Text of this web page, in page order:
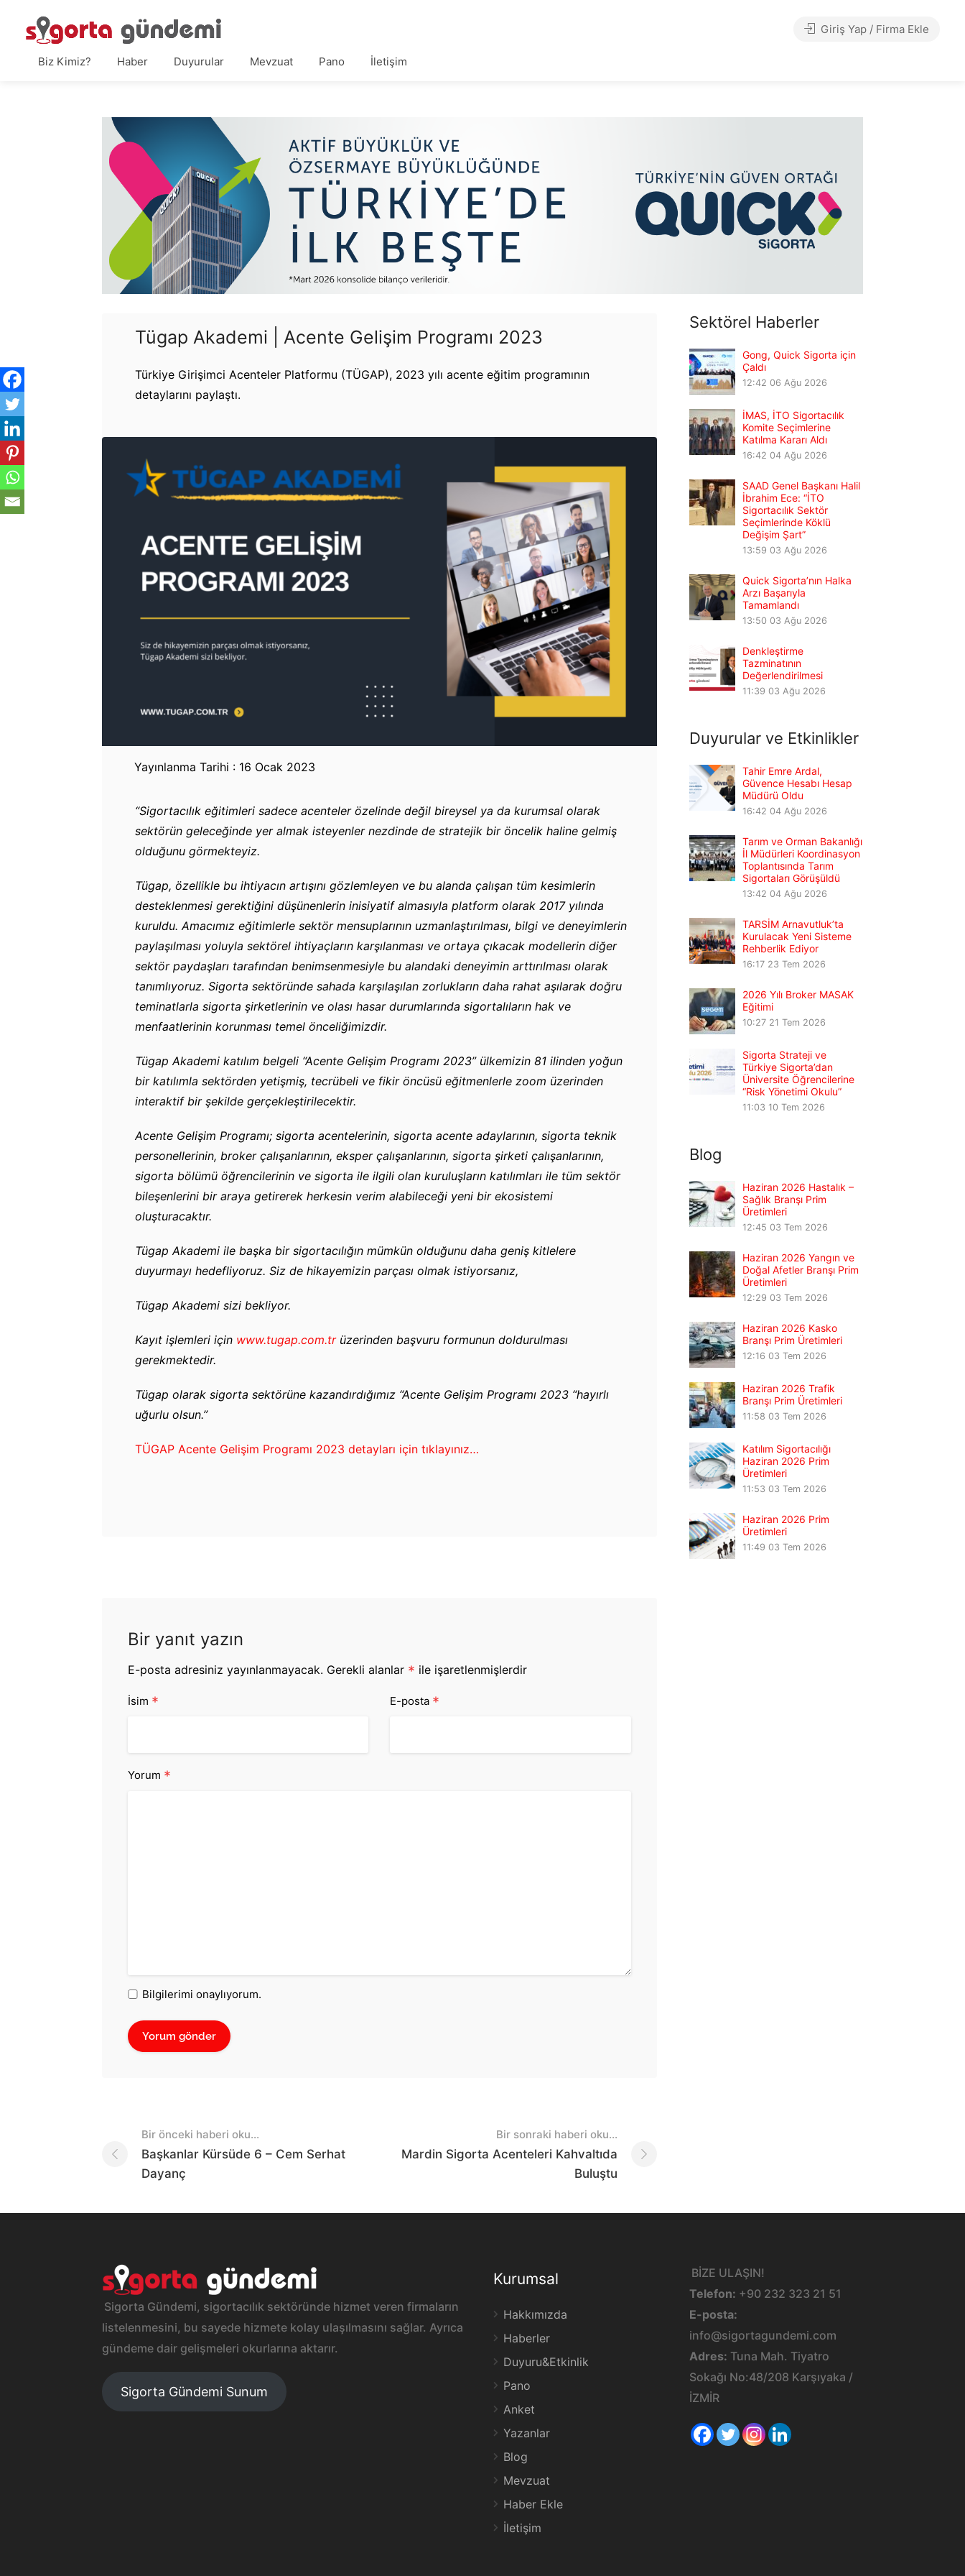
Biz Kimiz? Haber Duyurular Mevzuat Pano İletişim
Giriş Yap / Firma Ekle
Tügap Akademi | Acente Gelişim Programı 2023
Türkiye Girişimci Acenteler Platformu (TÜGAP), 2023 yılı acente eğitim programının
detaylarını paylaştı.
Yayınlanma Tarihi : 16 Ocak 2023
“Sigortacılık eğitimleri sadece acenteler özelinde değil bireysel ya da kurumsal olarak
sektörün geleceğinde yer almak isteyenler nezdinde de stratejik bir öncelik haline gelmiş
olduğunu görmekteyiz.
Tügap, özellikle bu ihtiyacın artışını gözlemleyen ve bu alanda çalışan tüm kesimlerin
desteklenmesi gerektiğini düşünenlerin inisiyatif almasıyla platform olarak 2017 yılında
kuruldu. Amacımız eğitimlerle sektör mensuplarının uzmanlaştırılması, bilgi ve deneyimlerin
paylaşılması yoluyla sektörel ihtiyaçların karşılanması ve ortaya çıkacak modellerin diğer
sektör paydaşları tarafından benimsenmesiyle bu alandaki deneyimin arttırılması olarak
tanımlıyoruz. Sigorta sektöründe sahada karşılaşılan zorlukların daha rahat aşılarak doğru
teminatlarla sigorta şirketlerinin ve olası hasar durumlarında sigortalıların hak ve
menfaatlerinin korunması temel önceliğimizdir.
Tügap Akademi katılım belgeli “Acente Gelişim Programı 2023” ülkemizin 81 ilinden yoğun
bir katılımla sektörden yetişmiş, tecrübeli ve fikir öncüsü eğitmenlerle zoom üzerinden
interaktif bir şekilde gerçekleştirilecektir.
Acente Gelişim Programı; sigorta acentelerinin, sigorta acente adaylarının, sigorta teknik
personellerinin, broker çalışanlarının, eksper çalışanlarının, sigorta şirketi çalışanlarının,
sigorta bölümü öğrencilerinin ve sigorta ile ilgili olan kuruluşların katılımları ile tüm sektör
bileşenlerini bir araya getirerek herkesin verim alabileceği yeni bir ekosistemi
oluşturacaktır.
Tügap Akademi ile başka bir sigortacılığın mümkün olduğunu daha geniş kitlelere
duyurmayı hedefliyoruz. Siz de hikayemizin parçası olmak istiyorsanız,
Tügap Akademi sizi bekliyor.
Kayıt işlemleri için www.tugap.com.tr üzerinden başvuru formunun doldurulması
gerekmektedir.
Tügap olarak sigorta sektörüne kazandırdığımız “Acente Gelişim Programı 2023 “hayırlı
uğurlu olsun.”
TÜGAP Acente Gelişim Programı 2023 detayları için tıklayınız…
Bir yanıt yazın
E-posta adresiniz yayınlanmayacak. Gerekli alanlar * ile işaretlenmişlerdir
İsim * E-posta *
Yorum *
Bilgilerimi onaylıyorum.
Post
navigation
Bir önceki haberi oku...
Başkanlar Kürsüde 6 – Cem Serhat
Dayanç
Bir sonraki haberi oku...
Mardin Sigorta Acenteleri Kahvaltıda
Buluştu
Sektörel Haberler
Gong, Quick Sigorta için
Çaldı
12:42 06 Ağu 2026
İMAS, İTO Sigortacılık
Komite Seçimlerine
Katılma Kararı Aldı
16:42 04 Ağu 2026
SAAD Genel Başkanı Halil
İbrahim Ece: “İTO
Sigortacılık Sektör
Seçimlerinde Köklü
Değişim Şart”
13:59 03 Ağu 2026
Quick Sigorta’nın Halka
Arzı Başarıyla
Tamamlandı
13:50 03 Ağu 2026
Denkleştirme
Tazminatının
Değerlendirilmesi
11:39 03 Ağu 2026
Duyurular ve Etkinlikler
Tahir Emre Ardal,
Güvence Hesabı Hesap
Müdürü Oldu
16:42 04 Ağu 2026
Tarım ve Orman Bakanlığı
İl Müdürleri Koordinasyon
Toplantısında Tarım
Sigortaları Görüşüldü
13:42 04 Ağu 2026
TARSİM Arnavutluk’ta
Kurulacak Yeni Sisteme
Rehberlik Ediyor
16:17 23 Tem 2026
2026 Yılı Broker MASAK
Eğitimi
10:27 21 Tem 2026
Sigorta Strateji ve
Türkiye Sigorta’dan
Üniversite Öğrencilerine
“Risk Yönetimi Okulu”
11:03 10 Tem 2026
Blog
Haziran 2026 Hastalık –
Sağlık Branşı Prim
Üretimleri
12:45 03 Tem 2026
Haziran 2026 Yangın ve
Doğal Afetler Branşı Prim
Üretimleri
12:29 03 Tem 2026
Haziran 2026 Kasko
Branşı Prim Üretimleri
12:16 03 Tem 2026
Haziran 2026 Trafik
Branşı Prim Üretimleri
11:58 03 Tem 2026
Katılım Sigortacılığı
Haziran 2026 Prim
Üretimleri
11:53 03 Tem 2026
Haziran 2026 Prim
Üretimleri
11:49 03 Tem 2026
Sigorta Gündemi, sigortacılık sektöründe hizmet veren firmaların
listelenmesini, bu sayede hizmete kolay ulaşılmasını sağlar. Ayrıca
gündeme dair gelişmeleri okurlarına aktarır.
Sigorta Gündemi Sunum
Kurumsal
Hakkımızda
Haberler
Duyuru&Etkinlik
Pano
Anket
Yazanlar
Blog
Mevzuat
Haber Ekle
İletişim
BİZE ULAŞIN!
Telefon: +90 232 323 21 51
E-posta:
info@sigortagundemi.com
Adres: Tuna Mah. Tiyatro
Sokağı No:48/208 Karşıyaka /
İZMİR